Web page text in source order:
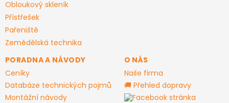
Obloukový skleník
Přístřešek
Pařeniště
Zemědělská technika
PORADNA A NÁVODY
Ceníky
Databáze technických pojmů
Montážní návody
O NÁS
Naše firma
🚚 Přehled dopravy
Facebook stránka